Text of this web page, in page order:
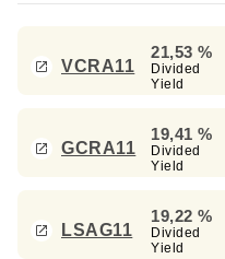
VCRA11
21,53 %
Divided
Yield
GCRA11
19,41 %
Divided
Yield
LSAG11
19,22 %
Divided
Yield